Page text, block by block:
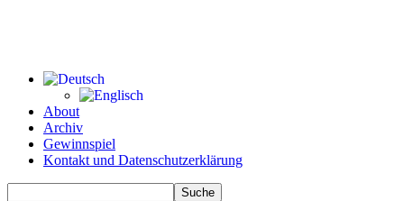
About
Archiv
Gewinnspiel
Kontakt und Datenschutzerklärung